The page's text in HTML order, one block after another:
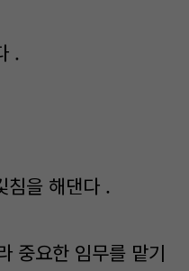
.
침을 해댄다 .
중요한 임무를 맡기